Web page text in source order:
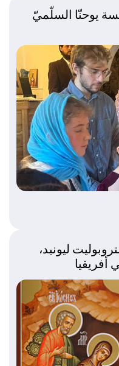
يوحنّا السلّميّ
ليونيد،